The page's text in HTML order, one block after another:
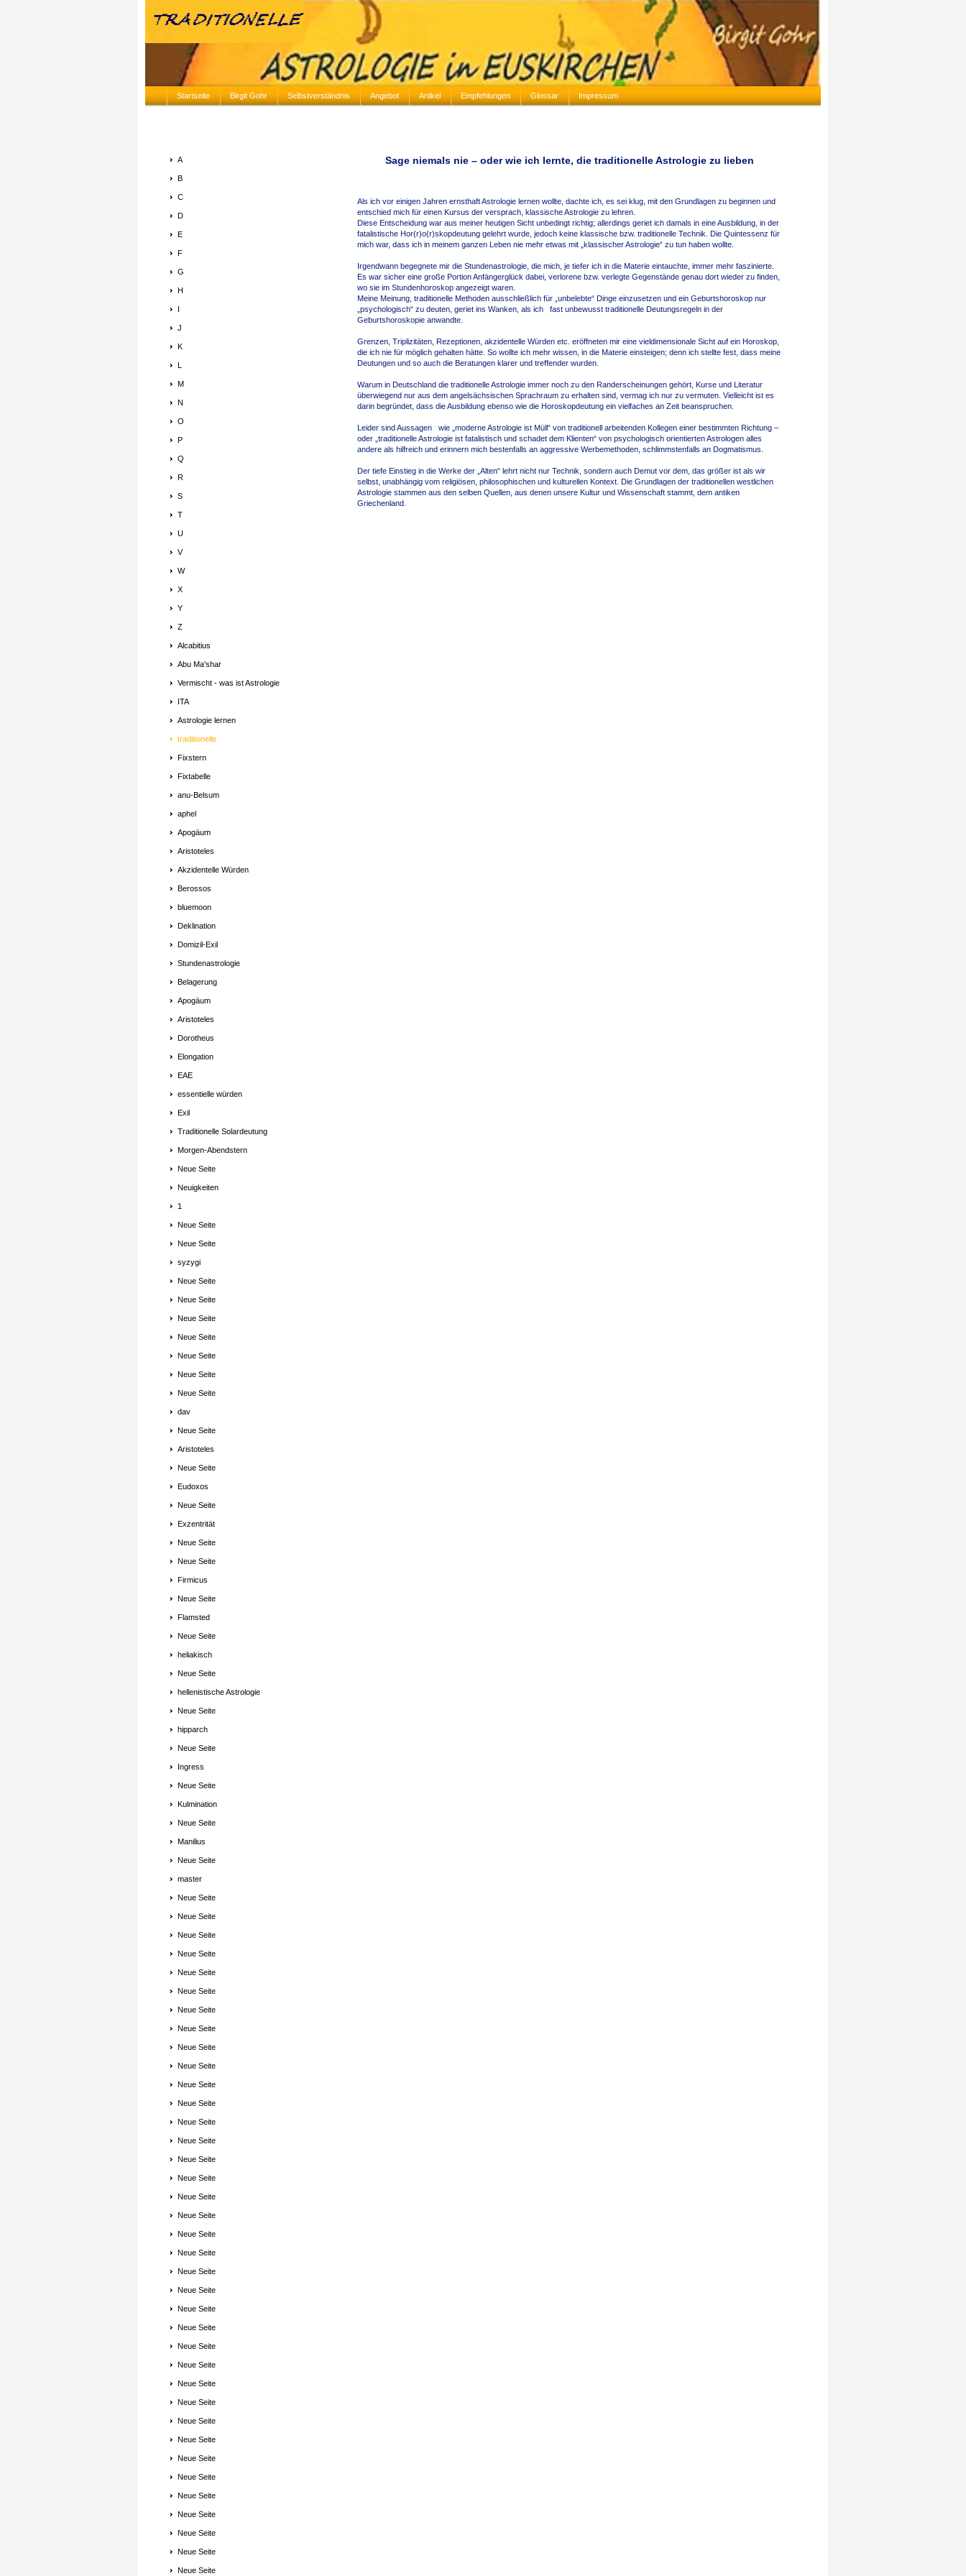
Startseite Birgit Gohr Selbstverständnis Angebot Artikel Empfehlungen Glossar Impressum
A
B
C
D
E
F
G
H
I
J
K
L
M
N
O
P
Q
R
S
T
U
V
W
X
Y
Z
Alcabitius
Abu Ma'shar
Vermischt - was ist Astrologie
ITA
Astrologie lernen
traditionelle
Fixstern
Fixtabelle
anu-Belsum
aphel
Apogäum
Aristoteles
Akzidentelle Würden
Berossos
bluemoon
Deklination
Domizil-Exil
Stundenastrologie
Belagerung
Apogäum
Aristoteles
Dorotheus
Elongation
EAE
essentielle würden
Exil
Traditionelle Solardeutung
Morgen-Abendstern
Neue Seite
Neuigkeiten
1
Neue Seite
Neue Seite
syzygi
Neue Seite
Neue Seite
Neue Seite
Neue Seite
Neue Seite
Neue Seite
Neue Seite
dav
Neue Seite
Aristoteles
Neue Seite
Eudoxos
Neue Seite
Exzentrität
Neue Seite
Neue Seite
Firmicus
Neue Seite
Flamsted
Neue Seite
heliakisch
Neue Seite
hellenistische Astrologie
Neue Seite
hipparch
Neue Seite
Ingress
Neue Seite
Kulmination
Neue Seite
Manilius
Neue Seite
master
Neue Seite
Neue Seite
Neue Seite
Neue Seite
Neue Seite
Neue Seite
Neue Seite
Neue Seite
Neue Seite
Neue Seite
Neue Seite
Neue Seite
Neue Seite
Neue Seite
Neue Seite
Neue Seite
Neue Seite
Neue Seite
Neue Seite
Neue Seite
Neue Seite
Neue Seite
Neue Seite
Neue Seite
Neue Seite
Neue Seite
Neue Seite
Neue Seite
Neue Seite
Neue Seite
Neue Seite
Neue Seite
Neue Seite
Neue Seite
Neue Seite
Neue Seite
Neue Seite
Sage niemals nie – oder wie ich lernte, die traditionelle Astrologie zu lieben
Als ich vor einigen Jahren ernsthaft Astrologie lernen wollte, dachte ich, es sei klug, mit den Grundlagen zu beginnen und
entschied mich für einen Kursus der versprach, klassische Astrologie zu lehren.
Diese Entscheidung war aus meiner heutigen Sicht unbedingt richtig; allerdings geriet ich damals in eine Ausbildung, in der
fatalistische Hor(r)o(r)skopdeutung gelehrt wurde, jedoch keine klassische bzw. traditionelle Technik. Die Quintessenz für
mich war, dass ich in meinem ganzen Leben nie mehr etwas mit „klassischer Astrologie“ zu tun haben wollte.
Irgendwann begegnete mir die Stundenastrologie, die mich, je tiefer ich in die Materie eintauchte, immer mehr faszinierte.
Es war sicher eine große Portion Anfängerglück dabei, verlorene bzw. verlegte Gegenstände genau dort wieder zu finden,
wo sie im Stundenhoroskop angezeigt waren.
Meine Meinung, traditionelle Methoden ausschließlich für „unbelebte“ Dinge einzusetzen und ein Geburtshoroskop nur
„psychologisch“ zu deuten, geriet ins Wanken, als ich fast unbewusst traditionelle Deutungsregeln in der
Geburtshoroskopie anwandte.
Grenzen, Triplizitäten, Rezeptionen, akzidentelle Würden etc. eröffneten mir eine vieldimensionale Sicht auf ein Horoskop,
die ich nie für möglich gehalten hätte. So wollte ich mehr wissen, in die Materie einsteigen; denn ich stellte fest, dass meine
Deutungen und so auch die Beratungen klarer und treffender wurden.
Warum in Deutschland die traditionelle Astrologie immer noch zu den Randerscheinungen gehört, Kurse und Literatur
überwiegend nur aus dem angelsächsischen Sprachraum zu erhalten sind, vermag ich nur zu vermuten. Vielleicht ist es
darin begründet, dass die Ausbildung ebenso wie die Horoskopdeutung ein vielfaches an Zeit beanspruchen.
Leider sind Aussagen wie „moderne Astrologie ist Müll“ von traditionell arbeitenden Kollegen einer bestimmten Richtung –
oder „traditionelle Astrologie ist fatalistisch und schadet dem Klienten“ von psychologisch orientierten Astrologen alles
andere als hilfreich und erinnern mich bestenfalls an aggressive Werbemethoden, schlimmstenfalls an Dogmatismus.
Der tiefe Einstieg in die Werke der „Alten“ lehrt nicht nur Technik, sondern auch Demut vor dem, das größer ist als wir
selbst, unabhängig vom religiösen, philosophischen und kulturellen Kontext. Die Grundlagen der traditionellen westlichen
Astrologie stammen aus den selben Quellen, aus denen unsere Kultur und Wissenschaft stammt, dem antiken
Griechenland.